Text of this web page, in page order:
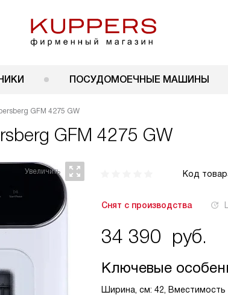
ПОСУДОМОЕЧНЫЕ МАШИНЫ
GFM 4275 GW
GFM 4275 GW
Код
Снят с производства
34 390 руб.
Ключевые
Ширина, см: 42, Вместимость